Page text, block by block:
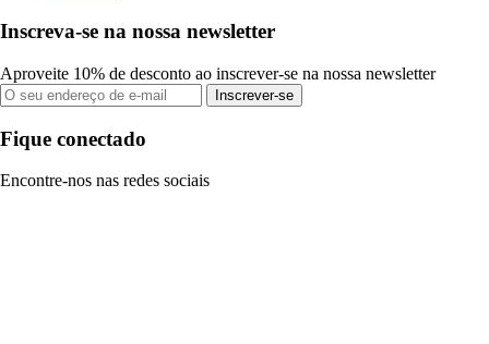
Inscreva-se na nossa newsletter
Aproveite 10% de desconto ao inscrever-se na nossa newsletter
Inscrever-se
Fique conectado
Encontre-nos nas redes sociais